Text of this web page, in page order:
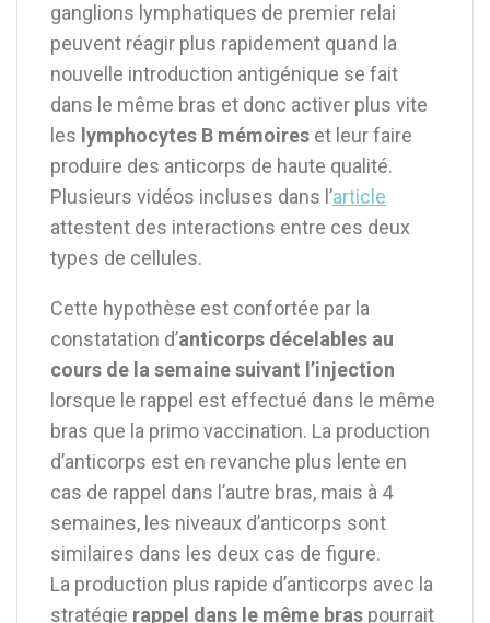
ganglions lymphatiques de premier relai
peuvent réagir plus rapidement quand la
nouvelle introduction antigénique se fait
dans le même bras et donc activer plus vite
les lymphocytes B mémoires et leur faire
produire des anticorps de haute qualité.
Plusieurs vidéos incluses dans l’article
attestent des interactions entre ces deux
types de cellules.
Cette hypothèse est confortée par la
constatation d’anticorps décelables au
cours de la semaine suivant l’injection
lorsque le rappel est effectué dans le même
bras que la primo vaccination. La production
d’anticorps est en revanche plus lente en
cas de rappel dans l’autre bras, mais à 4
semaines, les niveaux d’anticorps sont
similaires dans les deux cas de figure.
La production plus rapide d’anticorps avec la
stratégie rappel dans le même bras pourrait